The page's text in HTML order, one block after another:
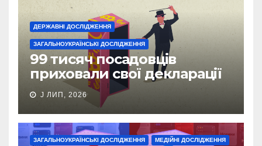
ДЕРЖАВНІ ДОСЛІДЖЕННЯ
ЗАГАЛЬНОУКРАЇНСЬКІ ДОСЛІДЖЕННЯ
99 тисяч посадовців
приховали свої декларації
J ЛИП, 2026
ЗАГАЛЬНОУКРАЇНСЬКІ ДОСЛІДЖЕННЯ МЕДІЙНІ ДОСЛІДЖЕННЯ